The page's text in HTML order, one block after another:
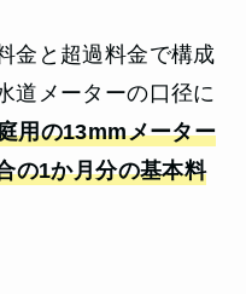
金と超過料金で構成
道メーターの口径に
用の13mmメーター
の1か月分の基本料